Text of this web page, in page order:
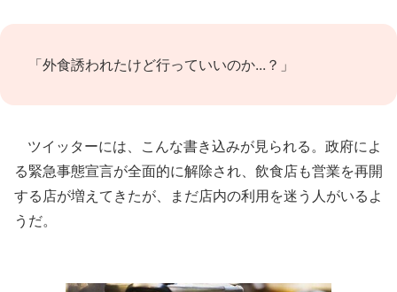
「外食誘われたけど行っていいのか...？」
ツイッターには、こんな書き込みが見られる。政府によ
る緊急事態宣言が全面的に解除され、飲食店も営業を再開
する店が増えてきたが、まだ店内の利用を迷う人がいるよ
うだ。